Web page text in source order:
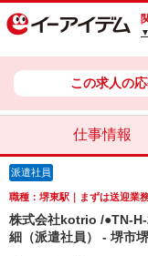
この求人の
仕事情報
派遣社員
職種：堺東駅｜まずは送迎業
株式会社kotrio /●TN-
細（派遣社員） - 堺市